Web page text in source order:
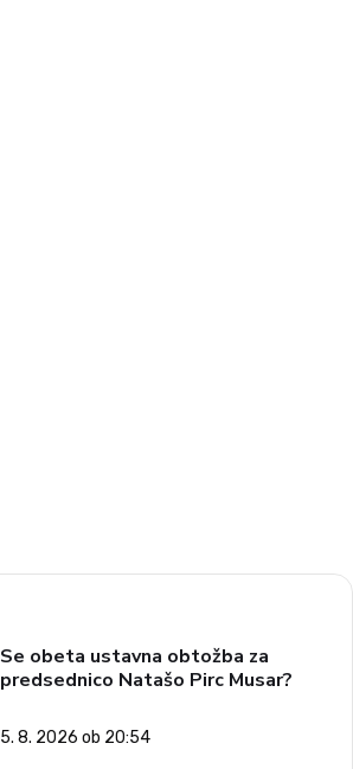
Se obeta ustavna obtožba za
predsednico Natašo Pirc Musar?
5. 8. 2026 ob 20:54